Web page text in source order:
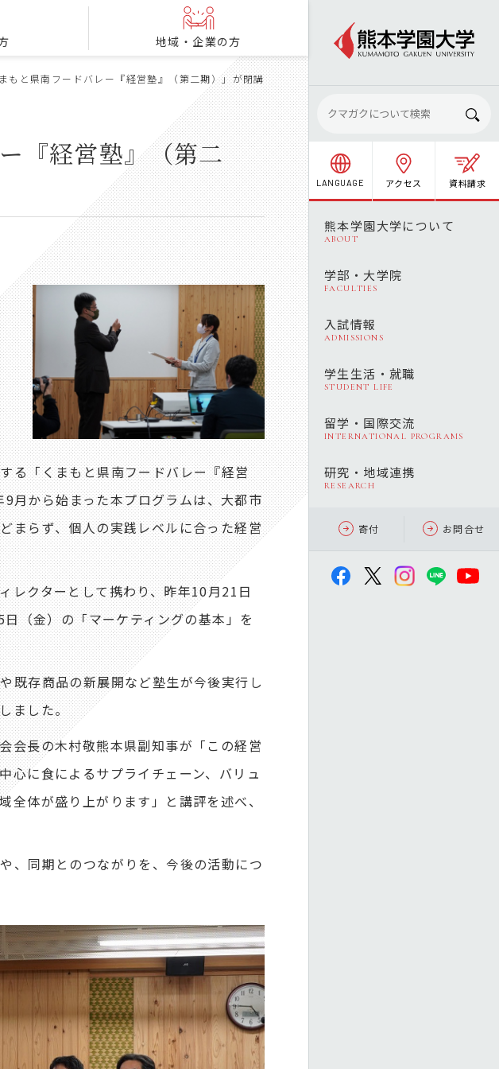
地域・企業の方
LANGUAGE アクセス 資料請求
熊本学園大学について
ABOUT
学部・大学院
FACULTIES
入試情報
ADMISSIONS
学生生活・就職
STUDENT LIFE
留学・国際交流
INTERNATIONAL PROGRAMS
研究・地域連携
RESEARCH
寄付 お問合せ
もと県南フードバレー『経営塾』（第二期）」が閉講
『経営塾』（第二
る「くまもと県南フードバレー『経営
月から始まった本プログラムは、大都市
まらず、個人の実践レベルに合った経営
レクターとして携わり、昨年10月21日
（金）の「マーケティングの基本」を
既存商品の新展開など塾生が今後実行し
ました。
会長の木村敬熊本県副知事が「この経営
心に食によるサプライチェーン、バリュ
体が盛り上がります」と講評を述べ、
同期とのつながりを、今後の活動につ